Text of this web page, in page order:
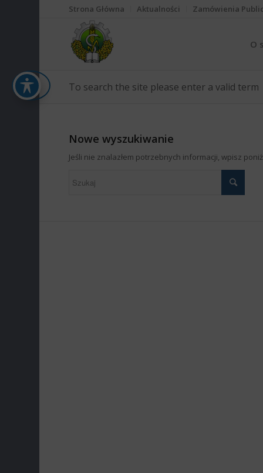
Strona Główna Aktualności Zamówienia
O
To search the site please enter a valid term
Nowe wyszukiwanie
Jeśli nie znalazłem potrzebnych informacji, wpisz